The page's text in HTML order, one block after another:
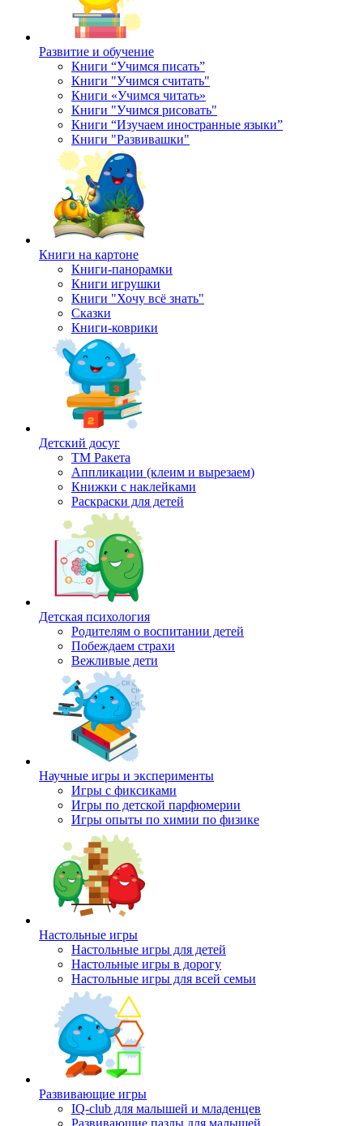
Развитие и обучение
Книги “Учимся писать”
Книги "Учимся считать"
Книги «Учимся читать»
Книги "Учимся рисовать"
Книги “Изучаем иностранные языки”
Книги "Развивашки"
Книги на картоне
Книги-панорамки
Книги игрушки
Книги "Хочу всё знать"
Сказки
Книги-коврики
Детский досуг
ТМ Ракета
Аппликации (клеим и вырезаем)
Книжки с наклейками
Раскраски для детей
Детская психология
Родителям о воспитании детей
Побеждаем страхи
Вежливые дети
Научные игры и эксперименты
Игры с фиксиками
Игры по детской парфюмерии
Игры опыты по химии по физике
Настольные игры
Настольные игры для детей
Настольные игры в дорогу
Настольные игры для всей семьи
Развивающие игры
IQ-club для малышей и младенцев
Развивающие пазлы для малышей